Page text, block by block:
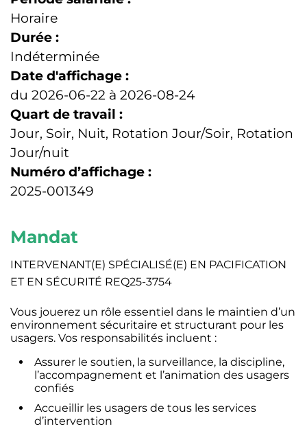
Horaire
Durée :
Indéterminée
Date d'affichage :
du 2026-06-22 à 2026-08-24
Quart de travail :
Jour, Soir, Nuit, Rotation Jour/Soir, Rotation
Jour/nuit
Numéro d’affichage :
2025-001349
Mandat
INTERVENANT(E) SPÉCIALISÉ(E) EN PACIFICATION
ET EN SÉCURITÉ REQ25-3754
Vous jouerez un rôle essentiel dans le maintien d’un
environnement sécuritaire et structurant pour les
usagers. Vos responsabilités incluent :
Assurer le soutien, la surveillance, la discipline,
l’accompagnement et l’animation des usagers
confiés
Accueillir les usagers de tous les services
d’intervention